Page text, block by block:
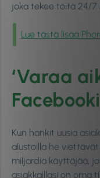
joka tekee töitä 24/7
Lue tästä lisää
‘Varaa
Kun hankit uusia
alustoilla he viettävät
miljardia käyttäjää,
asiakkaillasi on oma